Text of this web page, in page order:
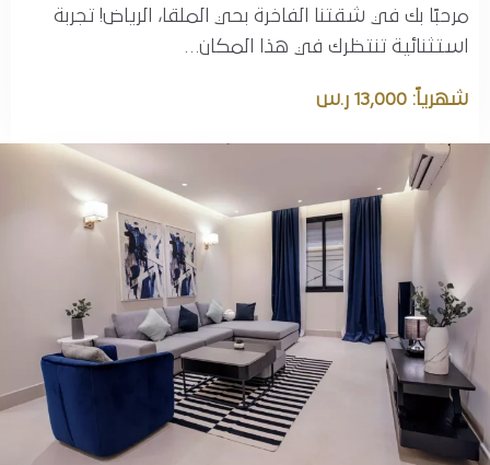
شهرياً: 13,000 ر.س
مرحبًا بك في شقتنا الفاخرة بحي الملقا، الرياض! تجربة
استثنائية تنتظرك في هذا المكان…
1